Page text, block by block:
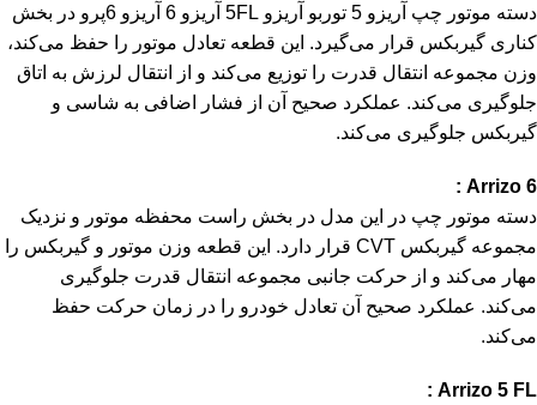
دسته موتور چپ آریزو 5 توربو آریزو 5FL آریزو 6 آریزو 6پرو در بخش
کناری گیربکس قرار می‌گیرد. این قطعه تعادل موتور را حفظ می‌کند،
وزن مجموعه انتقال قدرت را توزیع می‌کند و از انتقال لرزش به اتاق
جلوگیری می‌کند. عملکرد صحیح آن از فشار اضافی به شاسی و
گیربکس جلوگیری می‌کند.
Arrizo 6 :
دسته موتور چپ در این مدل در بخش راست محفظه موتور و نزدیک
مجموعه گیربکس CVT قرار دارد. این قطعه وزن موتور و گیربکس را
مهار می‌کند و از حرکت جانبی مجموعه انتقال قدرت جلوگیری
می‌کند. عملکرد صحیح آن تعادل خودرو را در زمان حرکت حفظ
می‌کند.
Arrizo 5 FL :